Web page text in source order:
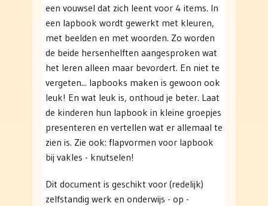
een vouwsel dat zich leent voor 4 items. In
een lapbook wordt gewerkt met kleuren,
met beelden en met woorden. Zo worden
de beide hersenhelften aangesproken wat
het leren alleen maar bevordert. En niet te
vergeten... lapbooks maken is gewoon ook
leuk! En wat leuk is, onthoud je beter. Laat
de kinderen hun lapbook in kleine groepjes
presenteren en vertellen wat er allemaal te
zien is. Zie ook: flapvormen voor lapbook
bij vakles - knutselen!
Dit document is geschikt voor (redelijk)
zelfstandig werk en onderwijs - op -